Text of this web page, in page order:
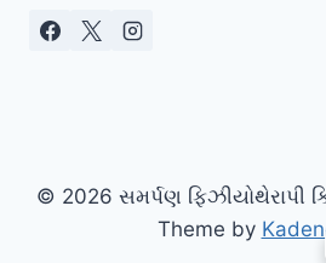
© 2026 સમર્પણ ફિઝીયોથેરાપી
Theme by